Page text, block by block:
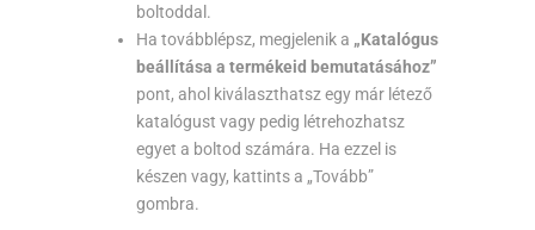
boltoddal.
Ha továbblépsz, megjelenik a „Katalógus
beállítása a termékeid bemutatásához”
pont, ahol kiválaszthatsz egy már létező
katalógust vagy pedig létrehozhatsz
egyet a boltod számára. Ha ezzel is
készen vagy, kattints a „Tovább”
gombra.